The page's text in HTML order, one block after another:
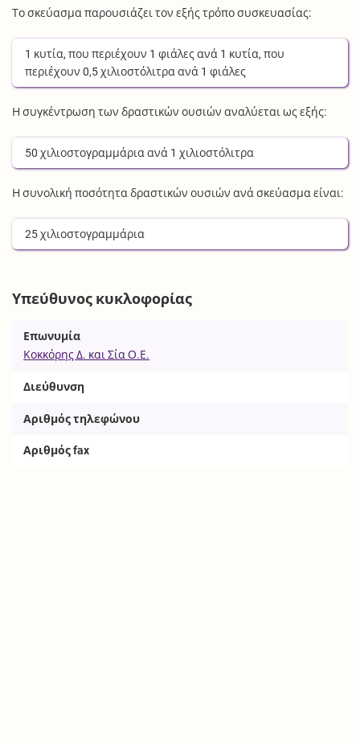
Το σκεύασμα παρουσιάζει τον εξής τρόπο συσκευασίας:
1 κυτία, που περιέχουν 1 φιάλεςανά 1 κυτία, που
περιέχουν0,5χιλιοστόλιτρα ανά 1 φιάλες
Η συγκέντρωση των δραστικών ουσιών αναλύεται ως εξής:
50 χιλιοστογραμμάρια ανά 1 χιλιοστόλιτρα
Η συνολική ποσότητα δραστικών ουσιών ανά σκεύασμα είναι:
25χιλιοστογραμμάρια
Υπεύθυνος κυκλοφορίας
Επωνυμία
Κοκκόρης Δ. και Σία Ο.Ε.
Διεύθυνση
Αριθμός τηλεφώνου
Αριθμός fax